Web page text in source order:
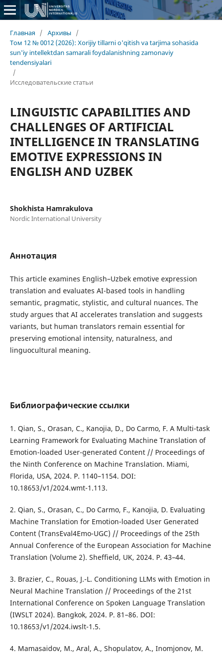
Главная / Архивы
/
Том 12 № 0012 (2026): Xorijiy tillarni o'qitish va tarjima sohasida
sun'iy intellektdan samarali foydalanishning zamonaviy
tendensiyalari
/
Исследовательские статьи
LINGUISTIC CAPABILITIES AND
CHALLENGES OF ARTIFICIAL
INTELLIGENCE IN TRANSLATING
EMOTIVE EXPRESSIONS IN
ENGLISH AND UZBEK
Shokhista Hamrakulova
Nordic International University
Аннотация
This article examines English–Uzbek emotive expression
translation and evaluates AI-based tools in handling
semantic, pragmatic, stylistic, and cultural nuances. The
study argues that AI accelerates translation and suggests
variants, but human translators remain essential for
preserving emotional intensity, naturalness, and
linguocultural meaning.
Библиографические ссылки
1. Qian, S., Orasan, C., Kanojia, D., Do Carmo, F. A Multi-task
Learning Framework for Evaluating Machine Translation of
Emotion-loaded User-generated Content // Proceedings of
the Ninth Conference on Machine Translation. Miami,
Florida, USA, 2024. P. 1140–1154. DOI:
10.18653/v1/2024.wmt-1.113.
2. Qian, S., Orasan, C., Do Carmo, F., Kanojia, D. Evaluating
Machine Translation for Emotion-loaded User Generated
Content (TransEval4Emo-UGC) // Proceedings of the 25th
Annual Conference of the European Association for Machine
Translation (Volume 2). Sheffield, UK, 2024. P. 43–44.
3. Brazier, C., Rouas, J.-L. Conditioning LLMs with Emotion in
Neural Machine Translation // Proceedings of the 21st
International Conference on Spoken Language Translation
(IWSLT 2024). Bangkok, 2024. P. 81–86. DOI:
10.18653/v1/2024.iwslt-1.5.
4. Mamasaidov, M., Aral, A., Shopulatov, A., Inomjonov, M.